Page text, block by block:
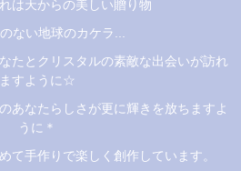
は天からの美しい贈り物
ない地球のカケラ...
たとクリスタルの素敵な出会いが訪れ
ますように☆
あなたらしさが更に輝きを放ちますよ
うに＊
て手作りで楽しく創作しています。